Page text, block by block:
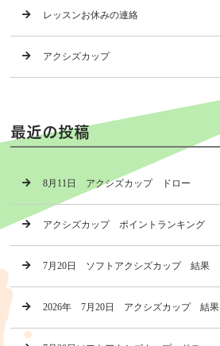
レッスンお休みの連絡
アクシズカップ
最近の投稿
8月11日 アクシズカップ ドロー
アクシズカップ ポイントランキング
7月20日 ソフトアクシズカップ 結果
2026年 7月20日 アクシズカップ 結果